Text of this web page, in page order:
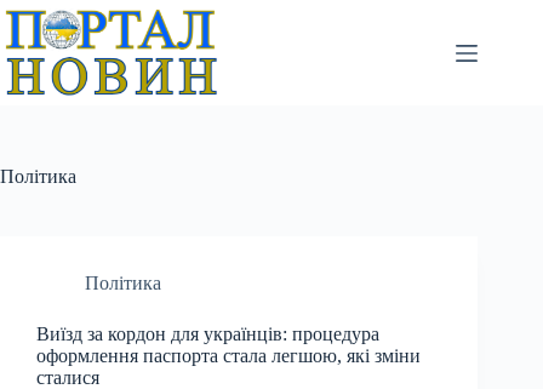
Перейти
вмісту
Політика
Політика
Виїзд за кордон для українців: процедура
оформлення паспорта стала легшою, які зміни
сталися